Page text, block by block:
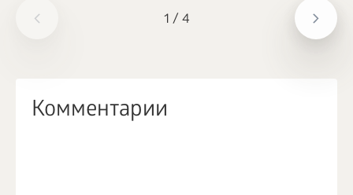
1 / 4
Комментарии